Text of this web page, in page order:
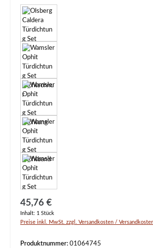
Regulärer Preis:
45,76 €
Inhalt: 1 Stück
Preise inkl. MwSt. zzgl. Versandkosten /
Produktnummer: 01064745